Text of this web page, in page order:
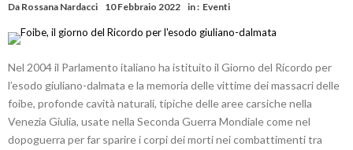
Da Rossana Nardacci 10 Febbraio 2022 in : Eventi
Nel 2004 il Parlamento italiano ha istituito il Giorno del Ricordo per
l’esodo giuliano-dalmata e la memoria delle vittime dei massacri delle
foibe, profonde cavità naturali, tipiche delle aree carsiche nella
Venezia Giulia, usate nella Seconda Guerra Mondiale come nel
dopoguerra per far sparire i corpi dei morti nei combattimenti tra